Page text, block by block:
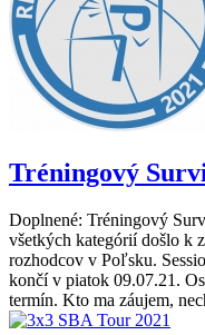
Tréningový
Doplnené: Tréningový
všetkých kategórií došlo k
rozhodcov v Poľsku.
končí v piatok 09.07.21.
termín. Kto ma záujem,